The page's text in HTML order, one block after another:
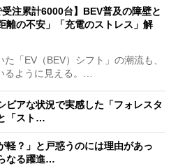
受注累計6000台】BEV普及の障壁と
離の不安」「充電のストレス」解
「EV（BEV）シフト」の潮流も、
るように見える。…
ビアな状況で実感した「フォレスタ
「スト…
軽？」と戸惑うのには理由があっ
なる躍進…